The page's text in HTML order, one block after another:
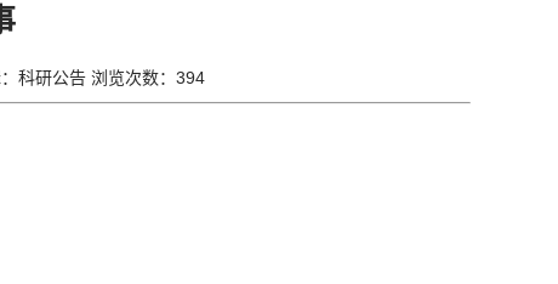
科研公告 浏览次数： 394